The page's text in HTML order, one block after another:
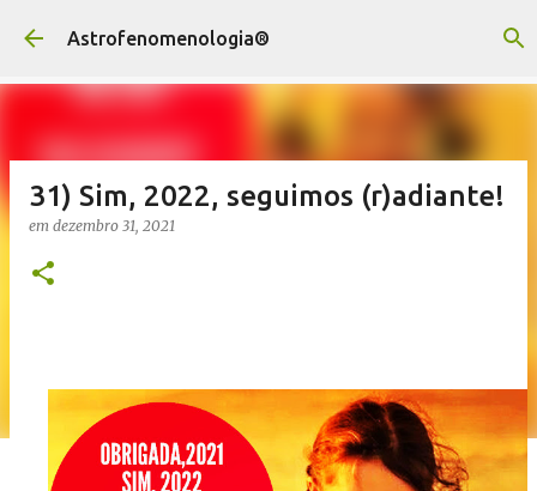
Pular para o conteúdo principal
Astrofenomenologia®
31) Sim, 2022, seguimos (r)adiante!
em dezembro 31, 2021